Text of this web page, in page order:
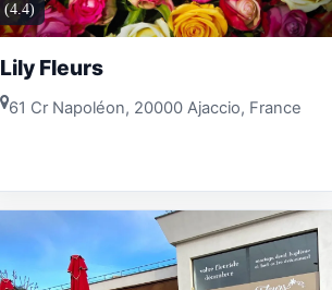
(4.4)
Lily Fleurs
61 Cr Napoléon, 20000 Ajaccio, France